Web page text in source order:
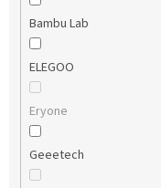
Bambu Lab
ELEGOO
Eryone
Geeetech